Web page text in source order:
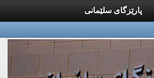
پارێزگای سلێمانی